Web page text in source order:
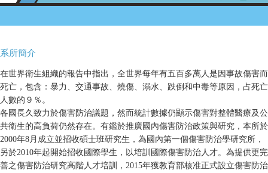
系所簡介
在世界衛生組織的報告中指出，全世界每年有五百多萬人是因事故傷害而
死亡，包含：暴力、交通事故、燒傷、溺水、跌倒和中毒等原因，占死亡
人數的９％。
各國長久致力於傷害防治議題，然而統計數據仍顯示傷害對整體醫療及公
共衛生的高負荷仍然存在。有鑑於推廣國內傷害防治政策與研究，本所於
2000年8月成立並招收碩士班研究生，為國內第一個傷害防治學研究所，
另於2010年起開始招收國際學生，以培訓國際傷害防治人才。為提供更完
善之傷害防治研究高階人才培訓，2015年獲教育部核准正式設立傷害防治